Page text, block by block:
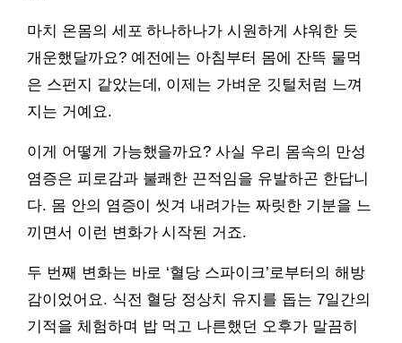
마치 온몸의 세포 하나하나가 시원하게 샤워한 듯
개운했달까요? 예전에는 아침부터 몸에 잔뜩 물먹
은 스펀지 같았는데, 이제는 가벼운 깃털처럼 느껴
지는 거예요.
이게 어떻게 가능했을까요? 사실 우리 몸속의 만성
염증은 피로감과 불쾌한 끈적임을 유발하곤 한답니
다. 몸 안의 염증이 씻겨 내려가는 짜릿한 기분을 느
끼면서 이런 변화가 시작된 거죠.
두 번째 변화는 바로 ‘혈당 스파이크’로부터의 해방
감이었어요. 식전 혈당 정상치 유지를 돕는 7일간의
기적을 체험하며 밥 먹고 나른했던 오후가 말끔히